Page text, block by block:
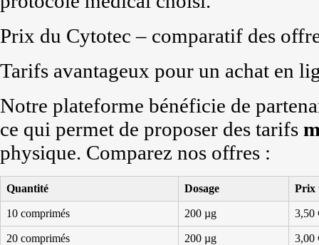
Prix du Cytotec – comparatif des
Tarifs avantageux pour un achat en
Notre plateforme bénéficie de
ce qui permet de proposer des tarifs
physique. Comparez nos offres :
Quantité Dosage Prix
10 comprimés 200 µg 3,50
20 comprimés 200 µg 3,00